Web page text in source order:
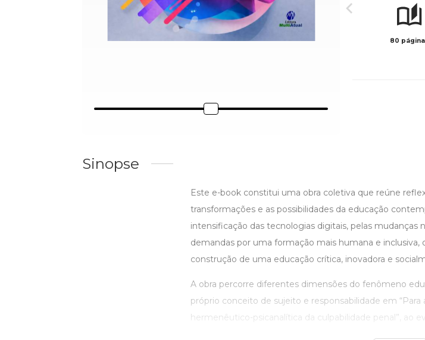
80
Sinopse
Este e-book constitui uma obra coletiva que reúne
transformações e as possibilidades da educação
intensificação das tecnologias digitais, pelas mudanças
demandas por uma formação mais humana e
construção de uma educação crítica, inovadora e
A obra percorre diferentes dimensões do fenômeno
próprio conceito de sujeito e responsabilidade em
hermenêutico-psicanalítica da culpabilidade penal”, ao